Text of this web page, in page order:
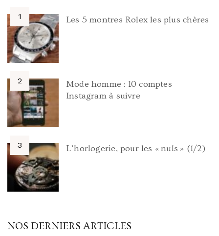
Les 5 montres Rolex les plus chères
Mode homme : 10 comptes
Instagram à suivre
L’horlogerie, pour les « nuls » (1/2)
NOS DERNIERS ARTICLES